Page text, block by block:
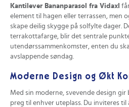
Kantilever Bananparasol fra Vidaxl
element til hagen eller terrassen, men
skape deilig skygge på solfylte dager.
terrakottafarge, blir det sentrale
utendørssammenkomster, enten du
avslappende søndag.
Moderne Design og Økt
Med sin moderne, svevende design gir
preg til enhver uteplass. Du inviteres